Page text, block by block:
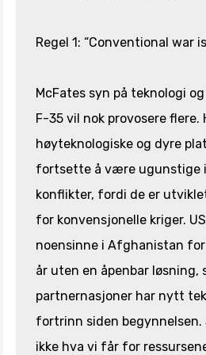
Regel 1: “Conventional war
McFates syn på teknologi
F-35 vil nok provosere flere.
høyteknologiske og dyre
fortsette å være ugunstige
konflikter, fordi de er
for konvensjonelle kriger.
noensinne i Afghanistan
år uten en åpenbar løsning,
partnernasjoner har nytt
fortrinn siden begynnelsen.
ikke hva vi får for